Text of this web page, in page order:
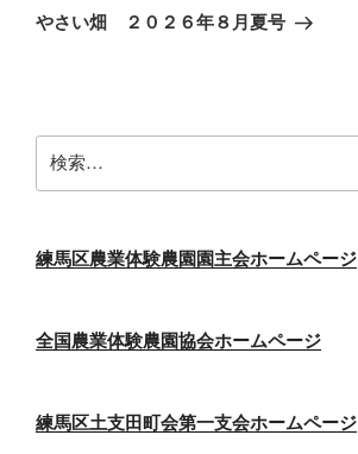
ゲ
ン
の
やさい畑 ２０２６年８月夏号
索:
練馬区農業体験農園園主会ホームページ
全国農業体験農園協会ホームページ
練馬区土支田町会第一支会ホームページ